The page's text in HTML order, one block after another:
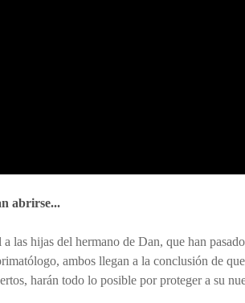
abrirse...
las hijas del hermano de Dan, que han
ambos llegan a la conclusión de
harán todo lo posible por proteger a su